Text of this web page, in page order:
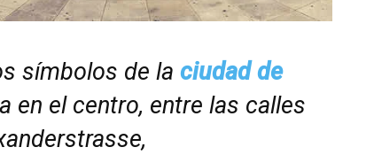
símbolos de la ciudad de
en el centro, entre las calles